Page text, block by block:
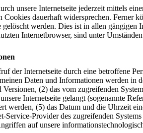
unsere Internetseite jederzeit mittels
dauerhaft widersprechen. Ferner
werden. Dies ist in allen
Internetbrowser, sind unter
der Internetseite durch eine betroffene
Daten und Informationen werden in
(2) das vom zugreifenden
Internetseite gelangt (sogenannte
werden, (5) das Datum und die Uhrzeit
Provider des zugreifenden
auf unsere